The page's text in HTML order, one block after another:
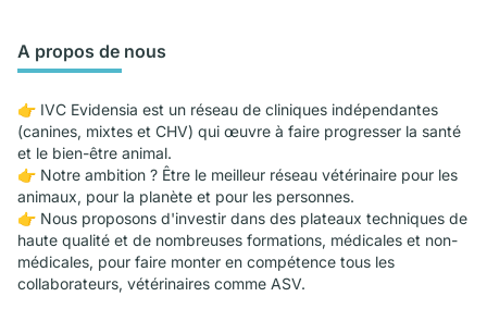
A propos de nous
👉 IVC Evidensia est un réseau de cliniques indépendantes
(canines, mixtes et CHV) qui œuvre à faire progresser la santé
et le bien-être animal.
👉 Notre ambition ? Être le meilleur réseau vétérinaire pour les
animaux, pour la planète et pour les personnes.
👉 Nous proposons d'investir dans des plateaux techniques de
haute qualité et de nombreuses formations, médicales et non-
médicales, pour faire monter en compétence tous les
collaborateurs, vétérinaires comme ASV.